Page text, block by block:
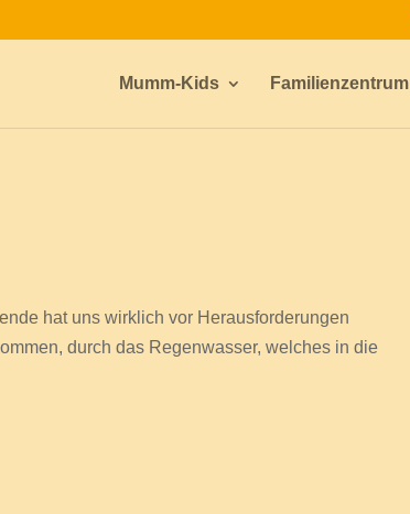
Mumm-Kids Familienzentrum
hat uns wirklich vor Herausforderungen
durch das Regenwasser, welches in die